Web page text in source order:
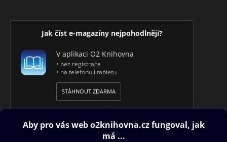
Jak číst e-magazíny nejpohodlněji?
V aplikaci O2 Knihovna
• bez registrace
• na telefonu i tabletu
STÁHNOUT ZDARMA